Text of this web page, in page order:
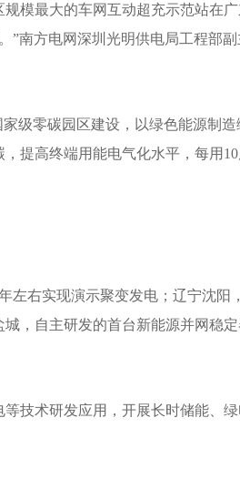
模最大的车网互动超充示范站在
”南方电网深圳光明供电局工程部
级零碳园区建设，以绿色能源制
提高终端用能电气化水平，每用
左右实现演示聚变发电；辽宁沈阳
，自主研发的首台新能源并网稳
技术研发应用，开展长时储能、